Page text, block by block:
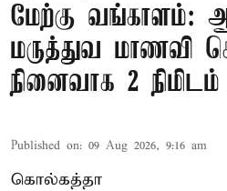
மேற்கு வங்காளம்:
மருத்துவ மாணவி
நினைவாக 2
Published on: 09 Aug 2026, 9:16 am
கொல்கத்தா